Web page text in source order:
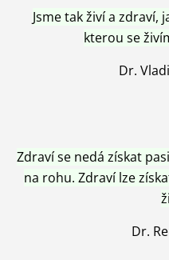
Jsme tak živí a zdraví,
kterou se
Dr.
Zdraví se nedá získat
na rohu. Zdraví lze
Dr.